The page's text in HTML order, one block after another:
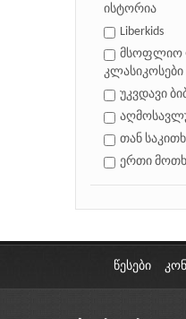
ისტორია
Liberkids
მსოფლიო
კლასიკოსები
უკვდავი
თან
ერთი
წესები